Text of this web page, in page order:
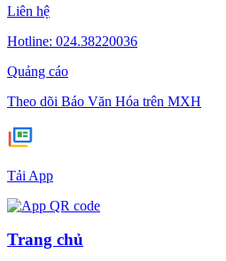
Liên hệ
Hotline: 024.38220036
Quảng cáo
Theo dõi Báo Văn Hóa trên MXH
Tải App
Trang chủ